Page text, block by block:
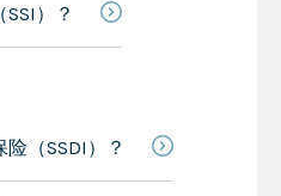
）？
（SSDI）？